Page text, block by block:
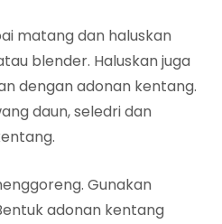
matang dan haluskan
blender. Haluskan juga
dengan adonan kentang.
daun, seledri dan
Gunakan
adonan kentang